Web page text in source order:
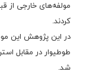
مولفه‌های خارجی از
کردند.
در این پژوهش این
طوطیوار در مقابل
شد.